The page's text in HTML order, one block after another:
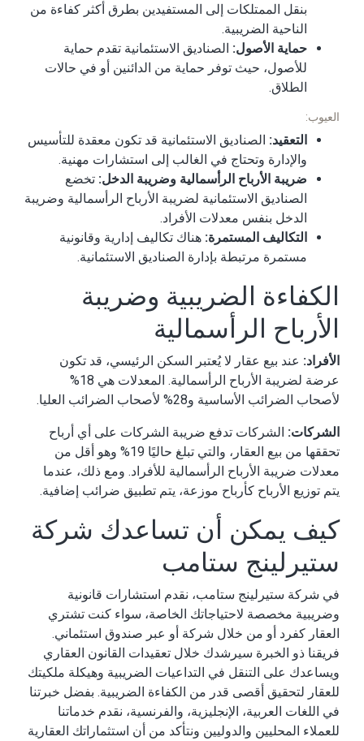
بنقل الممتلكات إلى المستفيدين بطرق أكثر كفاءة من
الناحية الضريبية.
حماية الأصول: الصناديق الاستئمانية تقدم حماية
للأصول، حيث توفر حماية من الدائنين أو في حالات
الطلاق.
العيوب:
التعقيد: الصناديق الاستئمانية قد تكون معقدة للتأسيس
والإدارة وتحتاج في الغالب إلى استشارات مهنية.
ضريبة الأرباح الرأسمالية وضريبة الدخل: تخضع
الصناديق الاستئمانية لضريبة الأرباح الرأسمالية وضريبة
الدخل بنفس معدلات الأفراد.
التكاليف المستمرة: هناك تكاليف إدارية وقانونية
مستمرة مرتبطة بإدارة الصناديق الاستئمانية.
الكفاءة الضريبية وضريبة
الأرباح الرأسمالية
الأفراد: عند بيع عقار لا يُعتبر السكن الرئيسي، قد تكون
عرضة لضريبة الأرباح الرأسمالية. المعدلات هي 18%
لأصحاب الضرائب الأساسية و28% لأصحاب الضرائب العليا.
الشركات: الشركات تدفع ضريبة الشركات على أي أرباح
تحققها من بيع العقار، والتي تبلغ حاليًا 19% وهو أقل من
معدلات ضريبة الأرباح الرأسمالية للأفراد. ومع ذلك، عندما
يتم توزيع الأرباح كأرباح موزعة، يتم تطبيق ضرائب إضافية.
كيف يمكن أن تساعدك شركة
ستيرلينج ستامب
في شركة ستيرلينج ستامب، نقدم استشارات قانونية
وضريبية مخصصة لاحتياجاتك الخاصة، سواء كنت تشتري
العقار كفرد أو من خلال شركة أو عبر صندوق استئماني.
فريقنا ذو الخبرة سيرشدك خلال تعقيدات القانون العقاري
ويساعدك على التنقل في التداعيات الضريبية وهيكلة ملكيتك
للعقار لتحقيق أقصى قدر من الكفاءة الضريبية. بفضل خبرتنا
في اللغات العربية، الإنجليزية، والفرنسية، نقدم خدماتنا
للعملاء المحليين والدوليين ونتأكد من أن استثماراتك العقارية